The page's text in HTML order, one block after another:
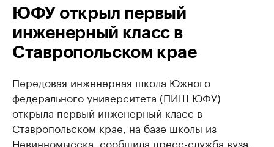
ЮФУ открыл первый
инженерный класс в
Ставропольском крае
Передовая инженерная школа Южного
федерального университета (ПИШ ЮФУ)
открыла первый инженерный класс в
Ставропольском крае, на базе школы из
Невинномысска, сообщила пресс-служба вуза.